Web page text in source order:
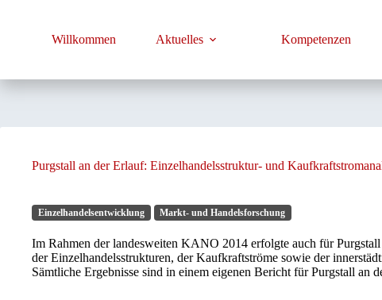
Willkommen Aktuelles Kompetenzen
Purgstall an der Erlauf: Einzelhandelsstruktur- und
Einzelhandelsentwicklung Markt- und Handelsforschung
Im Rahmen der landesweiten KANO 2014 erfolgte auch für
der Einzelhandelsstrukturen, der Kaufkraftströme sowie der
Sämtliche Ergebnisse sind in einem eigenen Bericht für Purgstall an